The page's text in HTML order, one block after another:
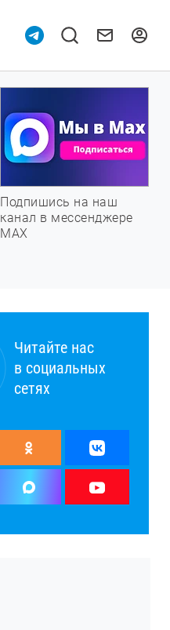
Подпишись на наш
канал в мессенджере
МАХ
Читайте нас
в социальных
сетях